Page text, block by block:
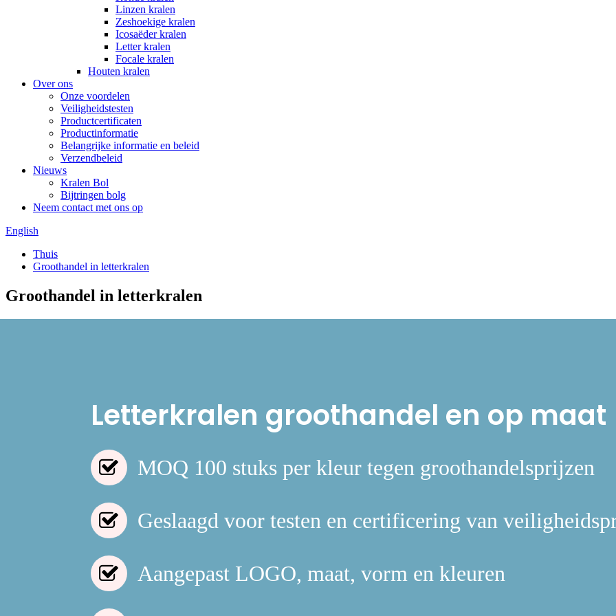
Linzen kralen
Zeshoekige kralen
Icosaëder kralen
Letter kralen
Focale kralen
Houten kralen
Over ons
Onze voordelen
Veiligheidstesten
Productcertificaten
Productinformatie
Belangrijke informatie en beleid
Verzendbeleid
Nieuws
Kralen Bol
Bijtringen bolg
Neem contact met ons op
English
Thuis
Groothandel in letterkralen
Groothandel in letterkralen
Letterkralen groothandel en op maat
MOQ 100 stuks per kleur tegen groothandelsprijzen
Geslaagd voor testen en certificering van
Aangepast LOGO, maat, vorm en kleuren